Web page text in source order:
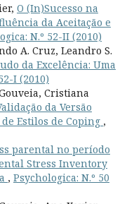
O (In)Sucesso na
da Aceitação e
N.º 52-II (2010)
A. Cruz, Leandro S.
da Excelência: Uma
I (2010)
Cristiana
da Versão
Estilos de Coping ,
parental no período
Stress Inventory
, Psychologica: N.º 50